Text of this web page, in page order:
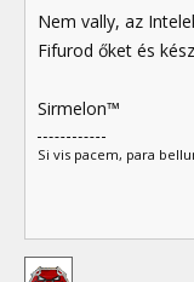
Nem vally, az
Fifurod őket és
Sirmelon™
Si vis pacem, para